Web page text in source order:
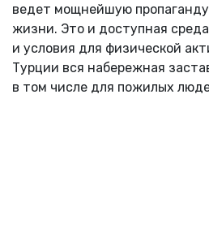
ведет мощнейшую пропаганду
жизни. Это и доступная
и условия для физической
Турции вся набережная
в том числе для пожилых